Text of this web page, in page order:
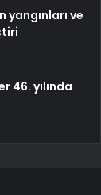
yangınları ve
46. yılında